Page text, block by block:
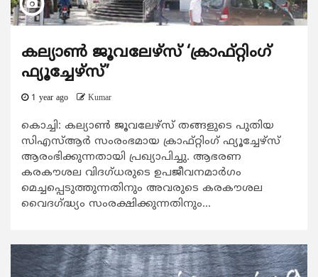
കല്യാൺ ജൂവലേഴ്‌സ് ‘ക്രാഫ്റ്റിംഗ്
ഫ്യൂച്ചേഴ്‌സ്’
1 year ago Kumar
കൊച്ചി: കല്യാണ്‍ ജൂവലേഴ്‌സ് തങ്ങളുടെ പുതിയ
സിഎസ്ആർ സംരംഭമായ ക്രാഫ്റ്റിംഗ് ഫ്യൂച്ചേഴ്‌സ്
ആരംഭിക്കുന്നതായി പ്രഖ്യാപിച്ചു. ആഭരണ
കരകൗശല വിദഗ്‌ധരുടെ ഉപജീവനമാർഗം
മെച്ചപ്പെടുത്തുന്നതിനും അവരുടെ കരകൗശല
വൈദഗ്ദ്ധ്യം സംരക്ഷിക്കുന്നതിനും...